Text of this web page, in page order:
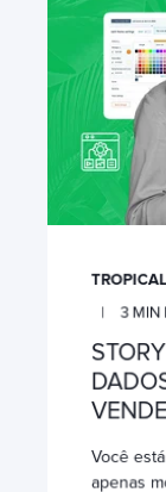
3MIN
Você
apenas